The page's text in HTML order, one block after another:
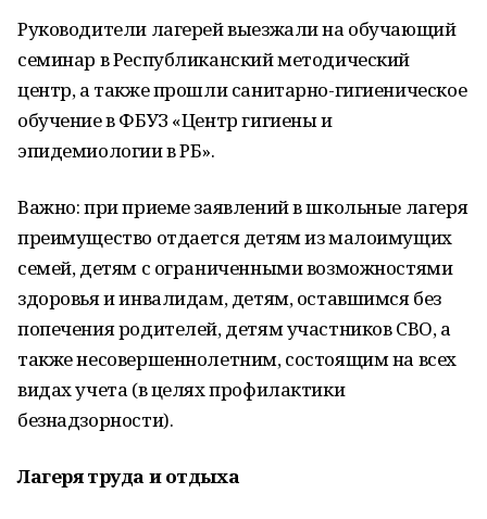
Руководители лагерей выезжали на обучающий
семинар в Республиканский методический
центр, а также прошли санитарно-гигиеническое
обучение в ФБУЗ «Центр гигиены и
эпидемиологии в РБ».
Важно: при приеме заявлений в школьные лагеря
преимущество отдается детям из малоимущих
семей, детям с ограниченными возможностями
здоровья и инвалидам, детям, оставшимся без
попечения родителей, детям участников СВО, а
также несовершеннолетним, состоящим на всех
видах учета (в целях профилактики
безнадзорности).
Лагеря труда и отдыха